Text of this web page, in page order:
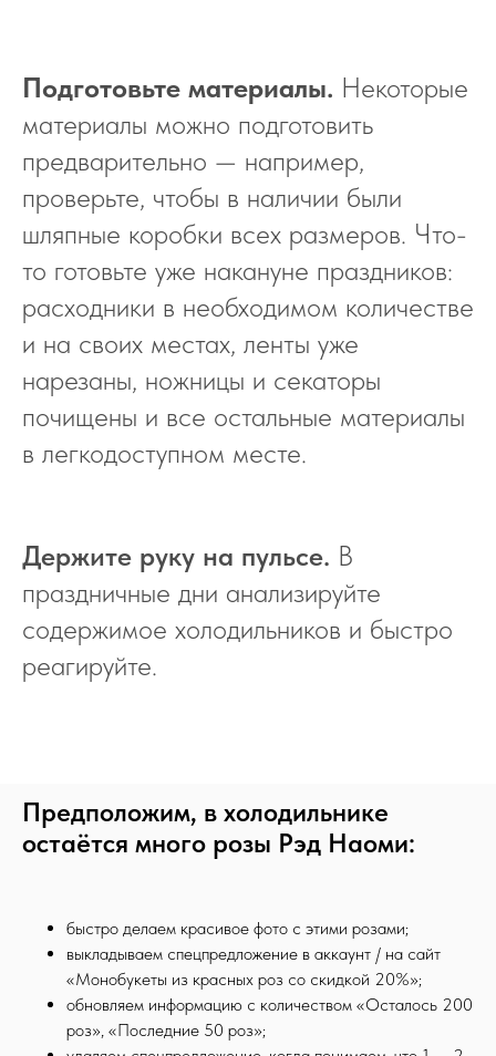
Подготовьте материалы. Некоторые
материалы можно подготовить
предварительно — например,
проверьте, чтобы в наличии были
шляпные коробки всех размеров. Что-
то готовьте уже накануне праздников:
расходники в необходимом количестве
и на своих местах, ленты уже
нарезаны, ножницы и секаторы
почищены и все остальные материалы
в легкодоступном месте.
Держите руку на пульсе. В
праздничные дни анализируйте
содержимое холодильников и быстро
реагируйте.
Предположим, в холодильнике
остаётся много розы Рэд Наоми:
быстро делаем красивое фото с этими розами;
выкладываем спецпредложение в аккаунт / на сайт
«Монобукеты из красных роз со скидкой 20%»;
обновляем информацию с количеством «Осталось 200
роз», «Последние 50 роз»;
Больше статей
по теме
ОБУЧЕНИЕ
расписание
вебинары
Образовательная лицензия
№ Л035-01298-
О НАС
об Академии
контакты